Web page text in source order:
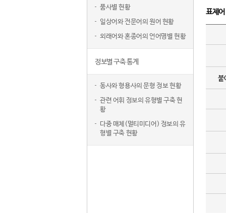
품사별 현황
일상어와 전문어의 원어 현황
외래어와 혼종어의 언어명별 현황
정보별 구축 통계
동사와 형용사의 문형 정보 현황
관련 어휘 정보의 유형별 구축 현
황
다중 매체(멀티미디어) 정보의 유
형별 구축 현황
표제
붙